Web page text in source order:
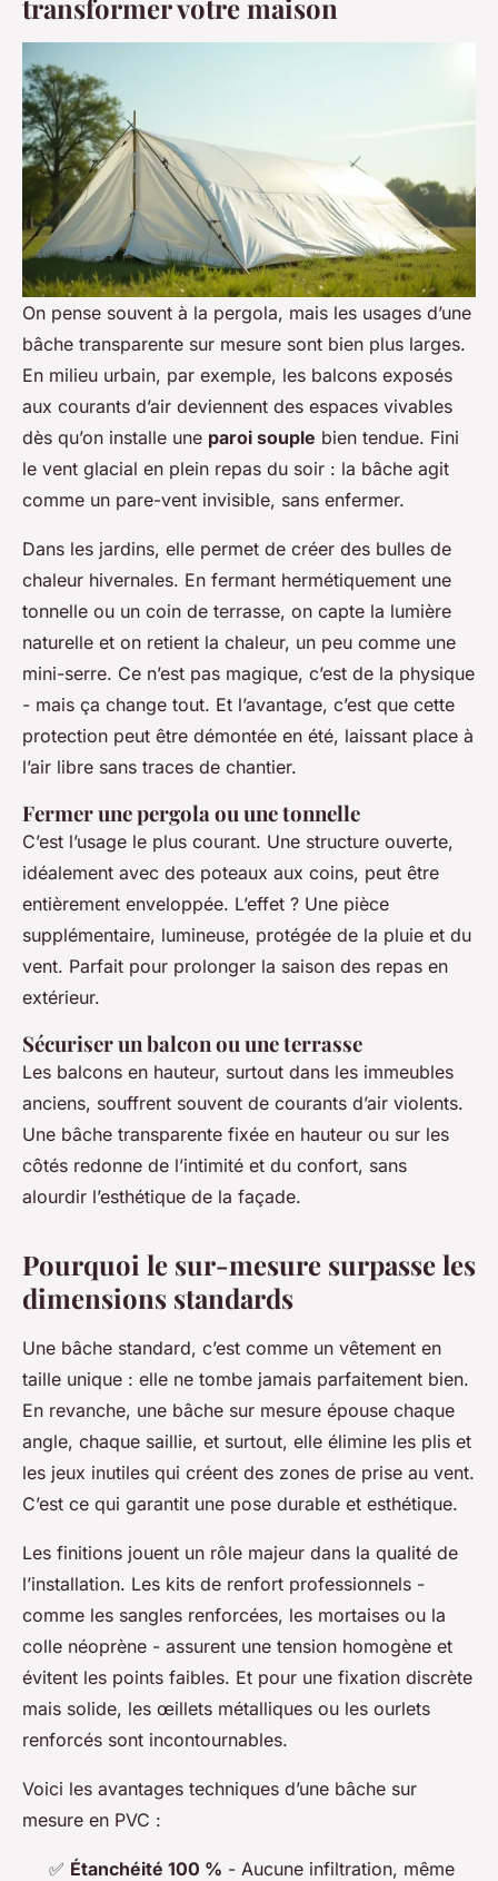
transformer votre maison
On pense souvent à la pergola, mais les usages d’une
bâche transparente sur mesure sont bien plus larges.
En milieu urbain, par exemple, les balcons exposés
aux courants d’air deviennent des espaces vivables
dès qu’on installe une paroi souple bien tendue. Fini
le vent glacial en plein repas du soir : la bâche agit
comme un pare-vent invisible, sans enfermer.
Dans les jardins, elle permet de créer des bulles de
chaleur hivernales. En fermant hermétiquement une
tonnelle ou un coin de terrasse, on capte la lumière
naturelle et on retient la chaleur, un peu comme une
mini-serre. Ce n’est pas magique, c’est de la physique
- mais ça change tout. Et l’avantage, c’est que cette
protection peut être démontée en été, laissant place à
l’air libre sans traces de chantier.
Fermer une pergola ou une tonnelle
C’est l’usage le plus courant. Une structure ouverte,
idéalement avec des poteaux aux coins, peut être
entièrement enveloppée. L’effet ? Une pièce
supplémentaire, lumineuse, protégée de la pluie et du
vent. Parfait pour prolonger la saison des repas en
extérieur.
Sécuriser un balcon ou une terrasse
Les balcons en hauteur, surtout dans les immeubles
anciens, souffrent souvent de courants d’air violents.
Une bâche transparente fixée en hauteur ou sur les
côtés redonne de l’intimité et du confort, sans
alourdir l’esthétique de la façade.
Pourquoi le sur-mesure surpasse les
dimensions standards
Une bâche standard, c’est comme un vêtement en
taille unique : elle ne tombe jamais parfaitement bien.
En revanche, une bâche sur mesure épouse chaque
angle, chaque saillie, et surtout, elle élimine les plis et
les jeux inutiles qui créent des zones de prise au vent.
C’est ce qui garantit une pose durable et esthétique.
Les finitions jouent un rôle majeur dans la qualité de
l’installation. Les kits de renfort professionnels -
comme les sangles renforcées, les mortaises ou la
colle néoprène - assurent une tension homogène et
évitent les points faibles. Et pour une fixation discrète
mais solide, les œillets métalliques ou les ourlets
renforcés sont incontournables.
Voici les avantages techniques d’une bâche sur
mesure en PVC :
✅ Étanchéité 100 % - Aucune infiltration, même